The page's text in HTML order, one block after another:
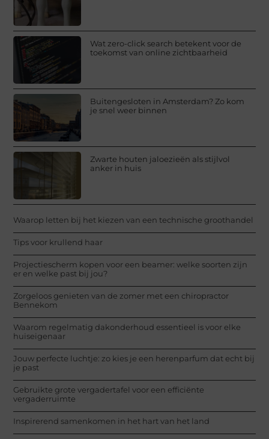
Wat zero-click search betekent voor de
toekomst van online zichtbaarheid
Buitengesloten in Amsterdam? Zo kom
je snel weer binnen
Zwarte houten jaloezieën als stijlvol
anker in huis
Waarop letten bij het kiezen van een technische groothandel
Tips voor krullend haar
Projectiescherm kopen voor een beamer: welke soorten zijn
er en welke past bij jou?
Zorgeloos genieten van de zomer met een chiropractor
Bennekom
Waarom regelmatig dakonderhoud essentieel is voor elke
huiseigenaar
Jouw perfecte luchtje: zo kies je een herenparfum dat echt bij
je past
Gebruikte grote vergadertafel voor een efficiënte
vergaderruimte
Inspirerend samenkomen in het hart van het land